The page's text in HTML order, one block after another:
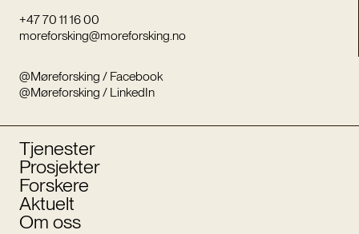
+47 70 11 16 00
moreforsking@moreforsking.no
@Møreforsking / Facebook
@Møreforsking / LinkedIn
Tjenester
Prosjekter
Forskere
Aktuelt
Om oss